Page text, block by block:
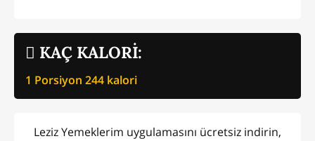
KAÇ KALORİ:
1 Porsiyon 244 kalori
Leziz Yemeklerim uygulamasını ücretsiz indirin,